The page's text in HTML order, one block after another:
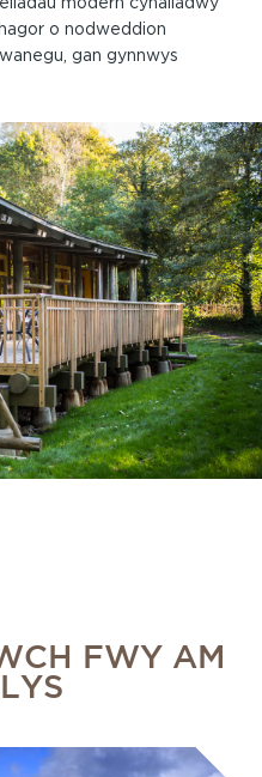
o nodweddion
gan gynnwys
FWY AM